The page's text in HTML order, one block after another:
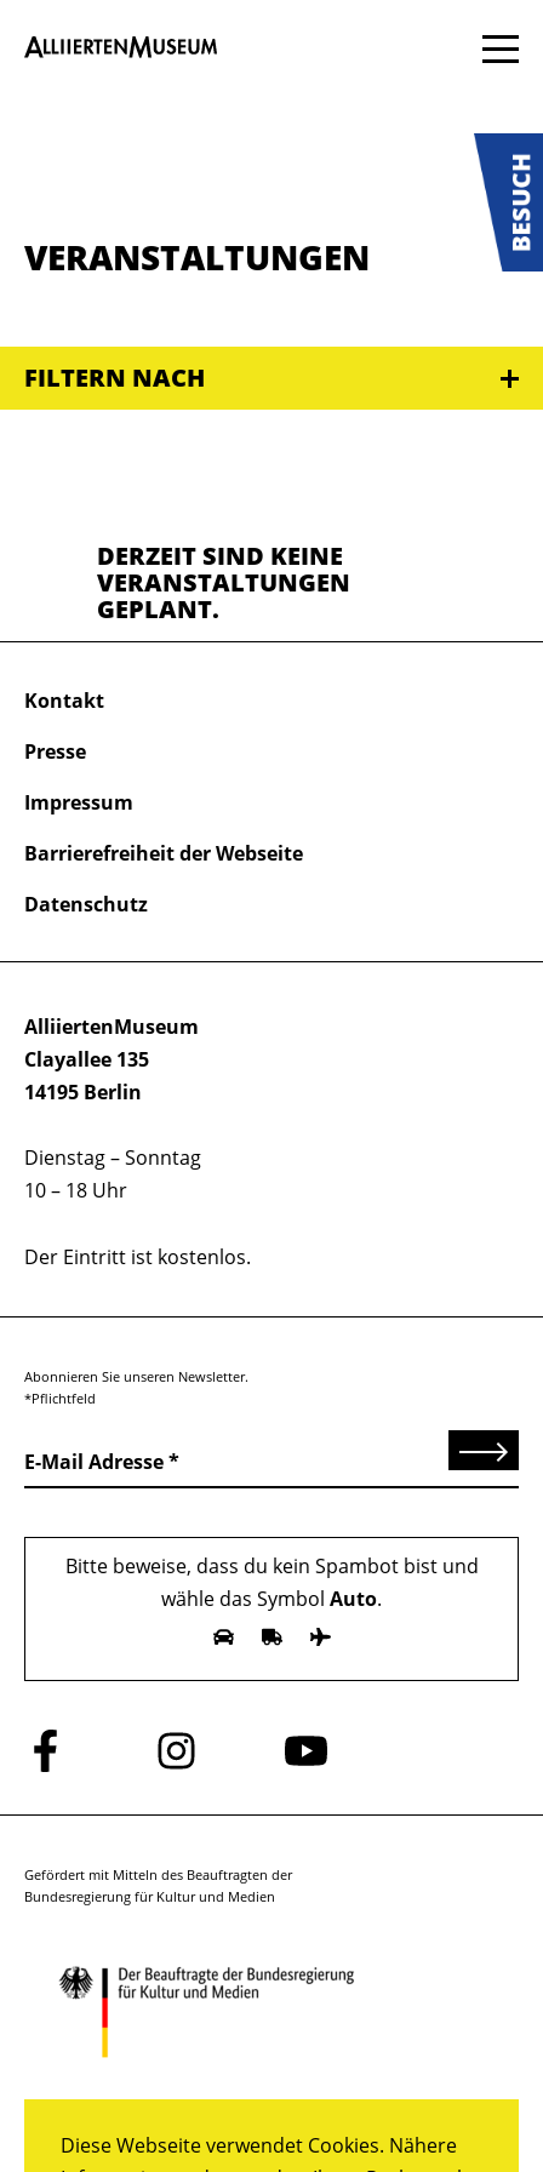
Diese Webseite verwendet Cookies. Nähere
VERANSTALTUNGEN
FILTERN NACH
DERZEIT SIND KEINE
VERANSTALTUNGEN
GEPLANT.
AlliiertenMuseum
Clayallee 135
14195 Berlin
Dienstag – Sonntag
10 – 18 Uhr
Der Eintritt ist kostenlos.
Kontakt
Presse
Impressum
Barrierefreiheit der Webseite
Datenschutz
Abonnieren Sie unseren Newsletter.
*Pflichtfeld
E-Mail Adresse Senden
Bitte beweise, dass du kein Spambot bist und
wähle das Symbol Auto.
Folge
uns
auf
Folge
uns
auf
Folge
auf
Gefördert mit Mitteln des Beauftragten der
Bundesregierung für Kultur und Medien